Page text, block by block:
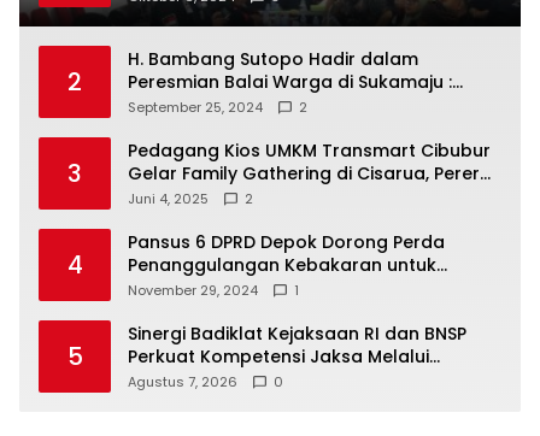
Putuskan RAKERCABSUS
2
H. Bambang Sutopo Hadir dalam
Peresmian Balai Warga di Sukamaju :
Wadah Baru untuk Kolaborasi dan
September 25, 2024 2
3
Pedagang Kios UMKM Transmart Cibubur
Gelar Family Gathering di Cisarua, Pererat
Silaturahmi dan Kekompakan
Juni 4, 2025 2
4
Pansus 6 DPRD Depok Dorong Perda
Penanggulangan Kebakaran untuk
Keselamatan Warga
November 29, 2024 1
5
Sinergi Badiklat Kejaksaan RI dan BNSP
Perkuat Kompetensi Jaksa Melalui
Sertifikasi Profesional
Agustus 7, 2026 0